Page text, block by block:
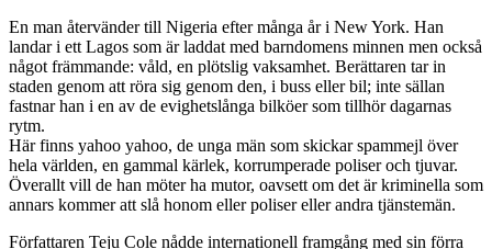
En man återvänder till Nigeria efter många år i New York. Han
landar i ett Lagos som är laddat med barndomens minnen men också
något främmande: våld, en plötslig vaksamhet. Berättaren tar in
staden genom att röra sig genom den, i buss eller bil; inte sällan
fastnar han i en av de evighetslånga bilköer som tillhör dagarnas
rytm.
Här finns yahoo yahoo, de unga män som skickar spammejl över
hela världen, en gammal kärlek, korrumperade poliser och tjuvar.
Överallt vill de han möter ha mutor, oavsett om det är kriminella som
annars kommer att slå honom eller poliser eller andra tjänstemän.
Författaren Teju Cole nådde internationell framgång med sin förra